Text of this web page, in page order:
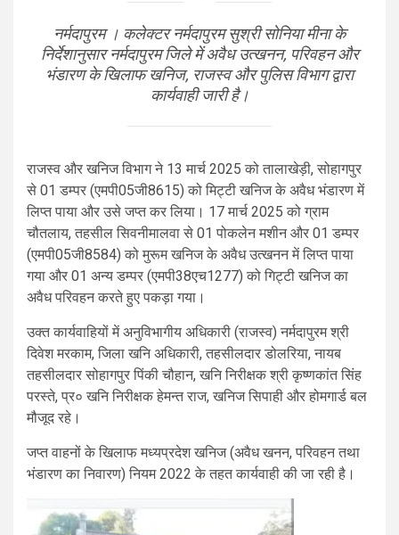
नर्मदापुरम । कलेक्टर नर्मदापुरम सुश्री सोनिया मीना के
निर्देशानुसार नर्मदापुरम जिले में अवैध उत्खनन, परिवहन और
भंडारण के खिलाफ खनिज, राजस्व और पुलिस विभाग द्वारा
कार्यवाही जारी है।
राजस्व और खनिज विभाग ने 13 मार्च 2025 को तालाखेड़ी, सोहागपुर
से 01 डम्पर (एमपी05जी8615) को मिट्टी खनिज के अवैध भंडारण में
लिप्त पाया और उसे जप्त कर लिया। 17 मार्च 2025 को ग्राम
चौतलाय, तहसील सिवनीमालवा से 01 पोकलेन मशीन और 01 डम्पर
(एमपी05जी8584) को मुरूम खनिज के अवैध उत्खनन में लिप्त पाया
गया और 01 अन्य डम्पर (एमपी38एच1277) को गिट्टी खनिज का
अवैध परिवहन करते हुए पकड़ा गया।
उक्‍त कार्यवाहियों में अनुविभागीय अधिकारी (राजस्व) नर्मदापुरम श्री
दिवेश मरकाम, जिला खनि अधिकारी, तहसीलदार डोलरिया, नायब
तहसीलदार सोहागपुर पिंकी चौहान, खनि निरीक्षक श्री कृष्‍णकांत सिंह
परस्‍ते, प्र० खनि निरीक्षक हेमन्‍त राज, खनिज सिपाही और होमगार्ड बल
मौजूद रहे।
जप्त वाहनों के खिलाफ मध्यप्रदेश खनिज (अवैध खनन, परिवहन तथा
भंडारण का निवारण) नियम 2022 के तहत कार्यवाही की जा रही है।